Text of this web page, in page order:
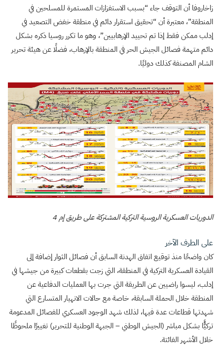
زاخاروفا أن التوقف جاء “بسبب الاستفزازات المستمرة للمسلحين في
المنطقة”، معتبرة أن “تحقيق استقرار دائم في منطقة خفض التصعيد في
إدلب ممكن فقط إذا تم تحييد الإرهابيين”، وهو ما تكرر روسيا ذكره بشكل
دائم متهمة فصائل الجيش الحر في المنطقة بالإرهاب، فضلًا عن هيئة تحرير
الشام المصنفة كذلك دوليًا.
الدوريات العسكرية الروسية التركية المشتركة على طريق إم 4
على الطرف الآخر
كان واضحًا منذ توقيع اتفاق الهدنة السابق أن فصائل الثوار إضافة إلى
القيادة العسكرية التركية في المنطقة، التي زجت بقطعات كبيرة من جيشها في
إدلب، ليسوا راضيين عن الطريقة التي جرت بها العمليات الدفاعية عن
المنطقة خلال الحملة السابقة، خاصة مع حالات الانهيار المتسارع التي
شهدتها قطاعات عدة فيها، لذلك شهد الوجود العسكري للفصائل المدعومة
تركيًًّا بشكل مباشر (الجيش الوطني – الجبهة الوطنية للتحرير) تغييرًا ملحوظًا
خلال الأشهر الفائتة.